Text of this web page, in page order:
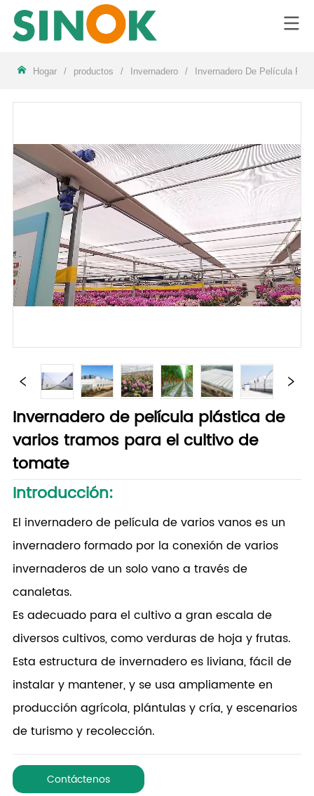
LOGO
Hogar / productos / Invernadero / Invernadero De Película
Invernadero de película plástica de
varios tramos para el cultivo de
tomate
Introducción:
El invernadero de película de varios vanos es un
invernadero formado por la conexión de varios
invernaderos de un solo vano a través de
canaletas.
Es adecuado para el cultivo a gran escala de
diversos cultivos, como verduras de hoja y frutas.
Esta estructura de invernadero es liviana, fácil de
instalar y mantener, y se usa ampliamente en
producción agrícola, plántulas y cría, y escenarios
de turismo y recolección.
Contáctenos